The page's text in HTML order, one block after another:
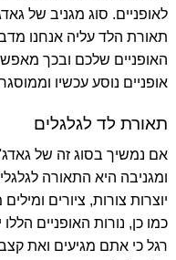
לאופניים. סוג מגניב של
תאורת הלד עליה אנחנו
האופניים שלכם ובכך
אופניים נוסע עכשיו
תאורת לד לגלגלים
אם נמשיך בסוג זה של
ומגניבה היא התאורה
יוצרות צורות, ציורים
כמו כן, נורות האופניים
רגל כי אתם מגיעים ואת